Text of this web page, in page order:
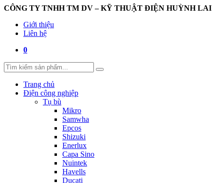
CÔNG TY TNHH TM DV – KỸ THUẬT ĐIỆN HUỲNH LAI
Giới thiệu
Liên hệ
0
Trang chủ
Điện công nghiệp
Tụ bù
Mikro
Samwha
Epcos
Shizuki
Enerlux
Capa Sino
Nuintek
Havells
Ducati